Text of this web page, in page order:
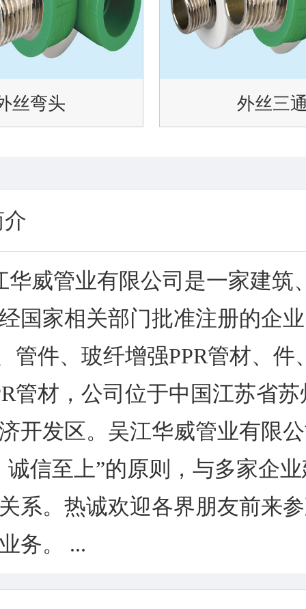
丝弯头 外丝三
威管业有限公司是一家建筑
国家相关部门批准注册的企
管件、玻纤增强PPR管材、件
管材，公司位于中国江苏省
开发区。吴江华威管业有限
诚信至上”的原则，与多家企
系。热诚欢迎各界朋友前来
务。 ...